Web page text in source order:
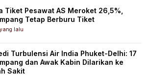
Tiket Pesawat AS Meroket 26,5%,
Tetap Berburu Tiket
lalu
Turbulensi Air India Phuket-Delhi: 17
dan Awak Kabin Dilarikan ke
Sakit